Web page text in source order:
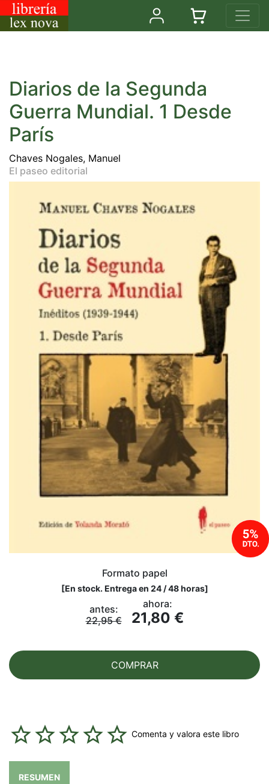
Diarios de la Segunda
Guerra Mundial. 1 Desde
París
Chaves Nogales, Manuel
El paseo editorial
Formato papel
[En stock. Entrega en 24 / 48 horas]
antes:
22,95 €
ahora:
21,80 €
COMPRAR
Comenta y valora este libro
RESUMEN